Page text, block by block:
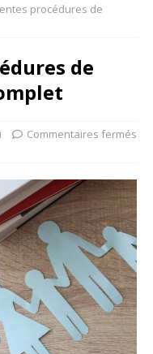
procédures de
de
Commentaires fermés